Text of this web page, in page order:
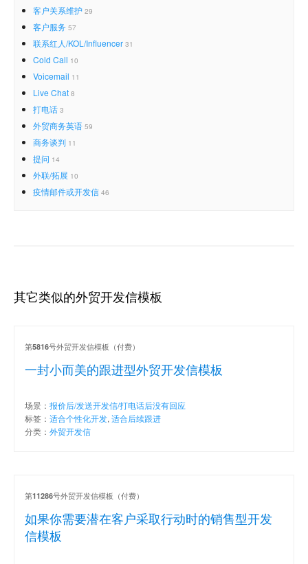
客户关系维护 29
客户服务 57
联系红人/KOL/Influencer 31
Cold Call 10
Voicemail 11
Live Chat 8
打电话 3
外贸商务英语 59
商务谈判 11
提问 14
外联/拓展 10
疫情邮件或开发信 46
其它类似的外贸开发信模板
一封小而美的跟进型外贸开发信模板
第5816号外贸开发信模板（付费）
场景： 报价后/发送开发信/打电话后没有回应
标签： 适合个性化开发, 适合后续跟进
分类： 外贸开发信
如果你需要潜在客户采取行动时的销售型开发
信模板
第11286号外贸开发信模板（付费）